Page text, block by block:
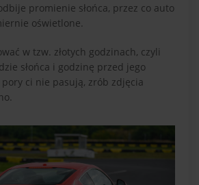
promienie słońca, przez co auto
oświetlone.
w tzw. złotych godzinach, czyli
słońca i godzinę przed jego
pory ci nie pasują, zrób zdjęcia